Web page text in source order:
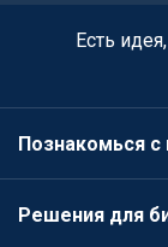
Есть
Познакомься с
Решения для